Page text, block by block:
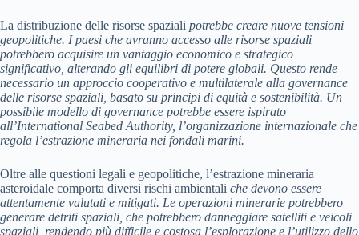
La distribuzione delle risorse spaziali potrebbe creare nuove tensioni
geopolitiche. I paesi che avranno accesso alle risorse spaziali
potrebbero acquisire un vantaggio economico e strategico
significativo, alterando gli equilibri di potere globali. Questo rende
necessario un approccio cooperativo e multilaterale alla governance
delle risorse spaziali, basato su principi di equità e sostenibilità. Un
possibile modello di governance potrebbe essere ispirato
all’International Seabed Authority, l’organizzazione internazionale che
regola l’estrazione mineraria nei fondali marini.
Oltre alle questioni legali e geopolitiche, l’estrazione mineraria
asteroidale comporta diversi rischi ambientali che devono essere
attentamente valutati e mitigati. Le operazioni minerarie potrebbero
generare detriti spaziali, che potrebbero danneggiare satelliti e veicoli
spaziali, rendendo più difficile e costosa l’esplorazione e l’utilizzo dello